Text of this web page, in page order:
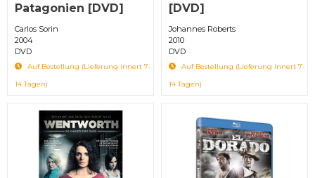
Patagonien [DVD]
Carlos Sorin
2004
DVD
Auf Bestellung (Lieferung innert 7-
14 Tagen)
[DVD]
Johannes Roberts
2010
DVD
Auf Bestellung (Lieferung innert 7-
14 Tagen)